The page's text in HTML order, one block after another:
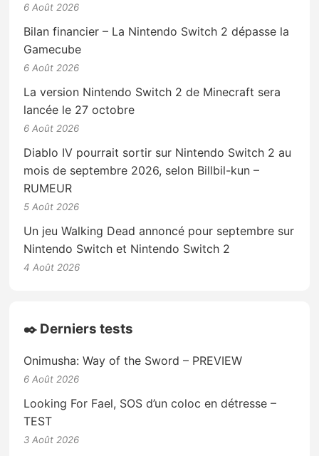
6 Août 2026
Bilan financier – La Nintendo Switch 2 dépasse la
Gamecube
6 Août 2026
La version Nintendo Switch 2 de Minecraft sera
lancée le 27 octobre
6 Août 2026
Diablo IV pourrait sortir sur Nintendo Switch 2 au
mois de septembre 2026, selon Billbil-kun –
RUMEUR
5 Août 2026
Un jeu Walking Dead annoncé pour septembre sur
Nintendo Switch et Nintendo Switch 2
4 Août 2026
✒️ Derniers tests
Onimusha: Way of the Sword – PREVIEW
6 Août 2026
Looking For Fael, SOS d’un coloc en détresse –
TEST
3 Août 2026